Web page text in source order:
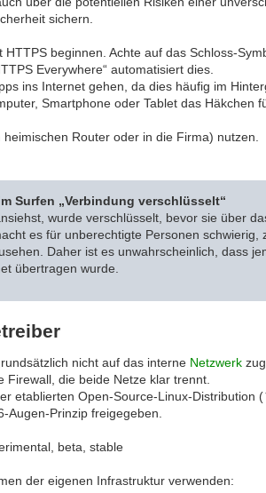
sichern.
beginnen. Achte auf das Schloss-
Everywhere“ automatisiert dies.
ins Internet gehen, da dies häufig im
Smartphone oder Tablet das Häkchen
Router oder in die Firma) nutzen.
Surfen „Verbindung verschlüsselt“
wurde verschlüsselt, bevor sie über
es für unberechtigte Personen
Daher ist es unwahrscheinlich, dass
übertragen wurde.
nicht auf das interne Netzwerk
die beide Netze klar trennt.
etablierten Open-Source-Linux-Distribution (
Augen-Prinzip freigegeben.
beta, stable
der eigenen Infrastruktur verwenden: